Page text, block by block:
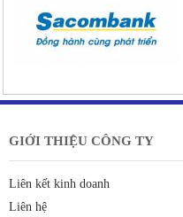
GIỚI THIỆU CÔNG TY
Liên kết kinh doanh
Liên hệ